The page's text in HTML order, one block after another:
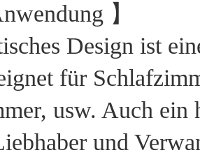
】
Design ist
für
usw. Auch ein
und